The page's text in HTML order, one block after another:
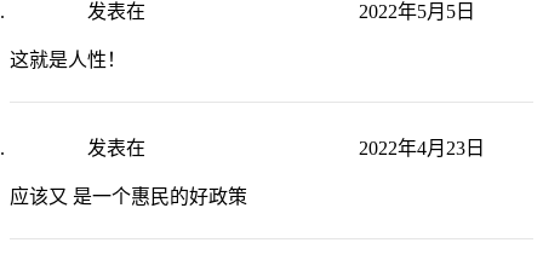
发表在 2022年5月5日
这就是人性！
发表在 2022年4月23日
应该又 是一个惠民的好政策